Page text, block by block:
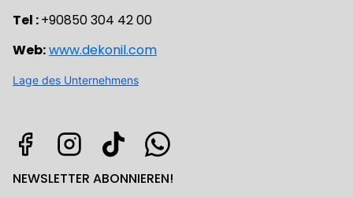
Tel :+90850 304 42 00
Web:www.dekonil.com
Lage des Unternehmens
NEWSLETTER ABONNIEREN!